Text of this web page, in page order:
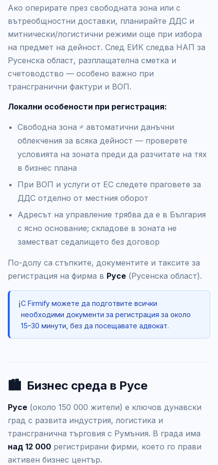
Ако оперирате през свободната зона или с
вътреобщностни доставки, планирайте ДДС и
митнически/логистични режими още при избора
на предмет на дейност. След ЕИК следва НАП за
Русенска област, разплащателна сметка и
счетоводство — особено важно при
трансгранични фактури и ВОП.
Локални особености при регистрация:
Свободна зона ≠ автоматични данъчни
облекчения за всяка дейност — проверете
условията на зоната преди да разчитате на тях
в бизнес плана
При ВОП и услуги от ЕС следете праговете за
ДДС отделно от местния оборот
Адресът на управление трябва да е в България
с ясно основание; складове в зоната не
заместват седалището без договор
По-долу са стъпките, документите и таксите за
регистрация на фирма в Русе (Русенска област).
ℹ️С Firmify можете да подготвите всички
необходими документи за регистрация за около
15–30 минути, без да посещавате адвокат.
🏙️ Бизнес среда в Русе
Русе (около 150 000 жители) е ключов дунавски
град с развита индустрия, логистика и
трансгранична търговия с Румъния. В града има
над 12 000 регистрирани фирми, което го прави
активен бизнес център.